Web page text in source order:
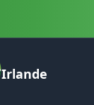
Irlande